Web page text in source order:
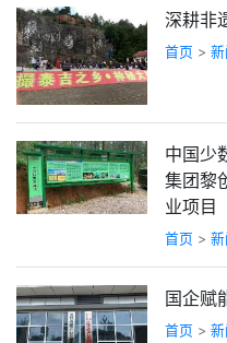
深耕非
首页 > 新
中国少
集团黎
业项目
首页 > 新
国企赋
首页 > 新